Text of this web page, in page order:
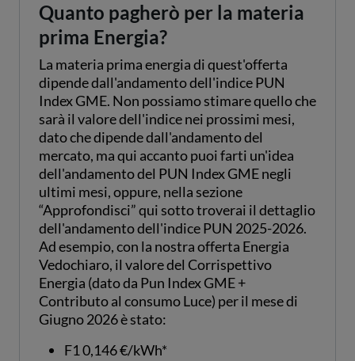
Quanto pagherò per la materia
prima Energia?
La materia prima energia di quest'offerta
dipende dall'andamento dell'indice PUN
Index GME. Non possiamo stimare quello che
sarà il valore dell'indice nei prossimi mesi,
dato che dipende dall'andamento del
mercato, ma qui accanto puoi farti un'idea
dell'andamento del PUN Index GME negli
ultimi mesi, oppure, nella sezione
“Approfondisci” qui sotto troverai il dettaglio
dell'andamento dell'indice PUN 2025-2026.
Ad esempio, con la nostra offerta Energia
Vedochiaro, il valore del Corrispettivo
Energia (dato da Pun Index GME +
Contributo al consumo Luce) per il mese di
Giugno 2026 è stato:
F1 0,146 €/kWh*